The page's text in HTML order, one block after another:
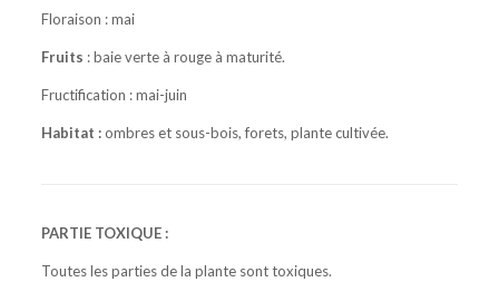
Floraison : mai
Fruits : baie verte à rouge à maturité.
Fructification : mai-juin
Habitat :ombres et sous-bois, forets, plante cultivée.
PARTIE TOXIQUE :
Toutes les parties de la plante sont toxiques.